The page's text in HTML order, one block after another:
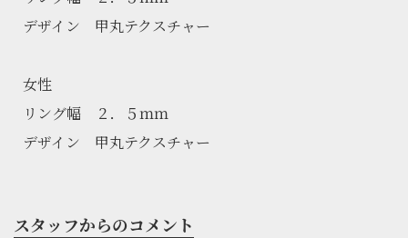
デザイン 甲丸テクスチャー
女性
リング幅 ２．５ｍｍ
デザイン 甲丸テクスチャー
スタッフからのコメント